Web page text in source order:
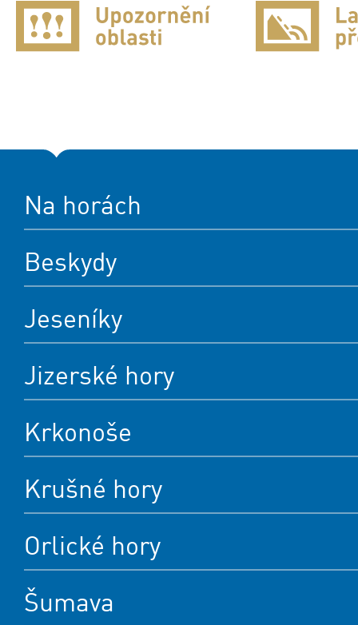
Na horách
Beskydy
Jeseníky
Jizerské hory
Krkonoše
Krušné hory
Orlické hory
Šumava